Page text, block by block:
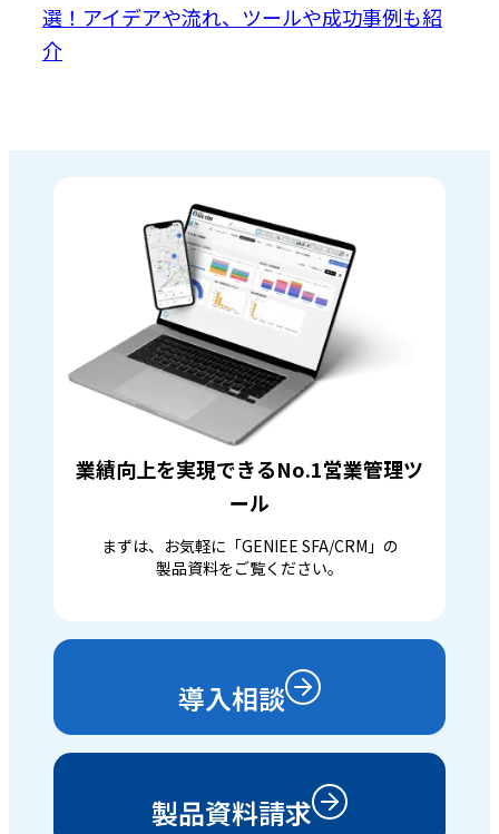
選！アイデアや流れ、ツールや成功事例も紹
介
業績向上を実現できるNo.1営業管理ツ
ール
まずは、お気軽に「GENIEE SFA/CRM」の
製品資料をご覧ください。
導入相談
製品資料請求